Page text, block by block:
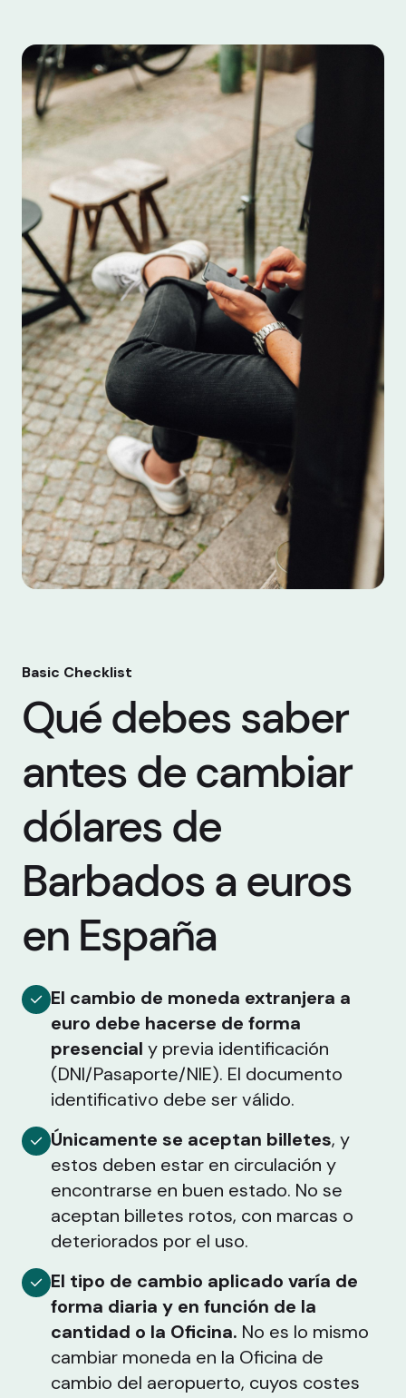
Basic Checklist
Qué debes saber
antes de cambiar
dólares de
Barbados a euros
en España
El cambio de moneda extranjera a
euro debe hacerse de forma
presencial y previa identificación
(DNI/Pasaporte/NIE). El documento
identificativo debe ser válido.
Únicamente se aceptan billetes, y
estos deben estar en circulación y
encontrarse en buen estado. No se
aceptan billetes rotos, con marcas o
deteriorados por el uso.
El tipo de cambio aplicado varía de
forma diaria y en función de la
cantidad o la Oficina. No es lo mismo
cambiar moneda en la Oficina de
cambio del aeropuerto, cuyos costes